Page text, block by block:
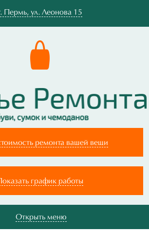
Пермь, ул. Леонова 15
ремонта вашей вещи
график работы
Открыть меню